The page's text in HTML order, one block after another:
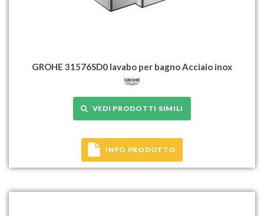
GROHE 31576SD0 lavabo per bagno Acciaio inox
VEDI PRODOTTI SIMILI
INFO PRODOTTO